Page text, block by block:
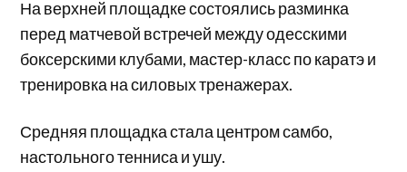
На верхней площадке состоялись разминка
перед матчевой встречей между одесскими
боксерскими клубами, мастер-класс по каратэ и
тренировка на силовых тренажерах.
Средняя площадка стала центром самбо,
настольного тенниса и ушу.